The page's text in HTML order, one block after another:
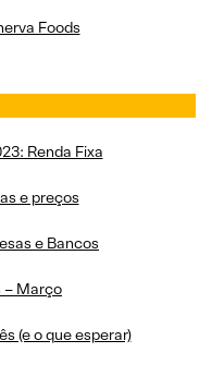
Foods
Renda Fixa
e preços
e Bancos
– Março
(e o que esperar)